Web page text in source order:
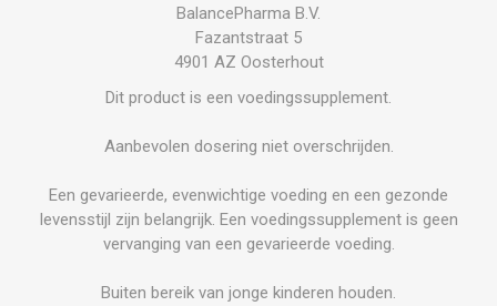
BalancePharma B.V.
Fazantstraat 5
4901 AZ Oosterhout
Dit product is een voedingssupplement.
Aanbevolen dosering niet overschrijden.
Een gevarieerde, evenwichtige voeding en een gezonde
levensstijl zijn belangrijk. Een voedingssupplement is geen
vervanging van een gevarieerde voeding.
Buiten bereik van jonge kinderen houden.